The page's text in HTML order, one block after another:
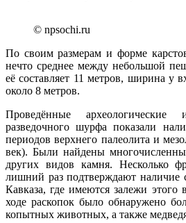
© npsochi.ru
По своим размерам и форме
нечто среднее между небольшой
её составляет 11 метров, ширина у
около 8 метров.
Проведённые
разведочного шурфа показали
периодов верхнего палеолита и
век). Были найдены
других видов камня. Несколько
лишний раз подтверждают наличие
Кавказа, где имеются залежи этого
ходе раскопок было обнаружено
копытных животных, а также